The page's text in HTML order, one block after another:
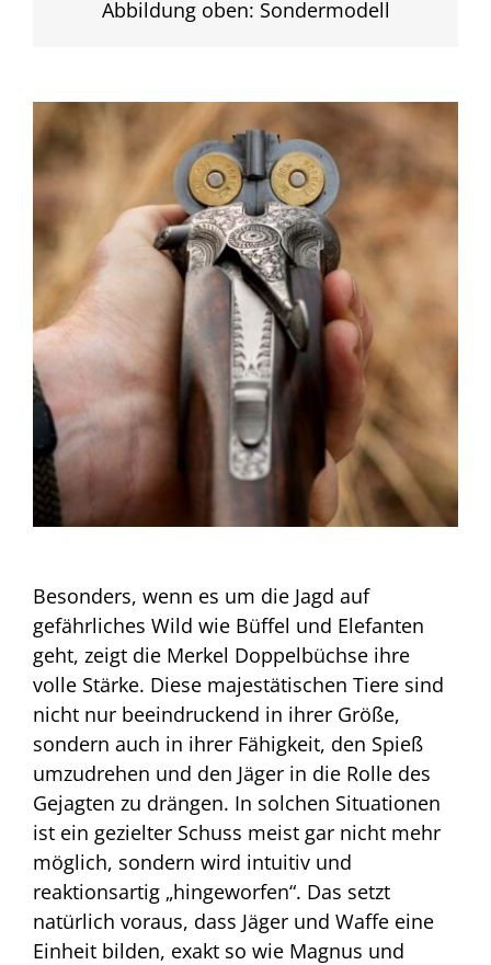
Abbildung oben: Sondermodell
Besonders, wenn es um die Jagd auf
gefährliches Wild wie Büffel und Elefanten
geht, zeigt die Merkel Doppelbüchse ihre
volle Stärke. Diese majestätischen Tiere sind
nicht nur beeindruckend in ihrer Größe,
sondern auch in ihrer Fähigkeit, den Spieß
umzudrehen und den Jäger in die Rolle des
Gejagten zu drängen. In solchen Situationen
ist ein gezielter Schuss meist gar nicht mehr
möglich, sondern wird intuitiv und
reaktionsartig „hingeworfen“. Das setzt
natürlich voraus, dass Jäger und Waffe eine
Einheit bilden, exakt so wie Magnus und